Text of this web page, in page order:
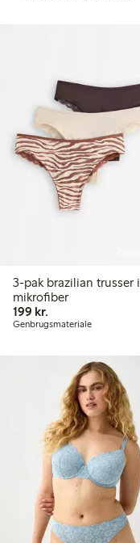
3-pak brazilian trusser i
mikrofiber
199 kr.
Genbrugsmateriale